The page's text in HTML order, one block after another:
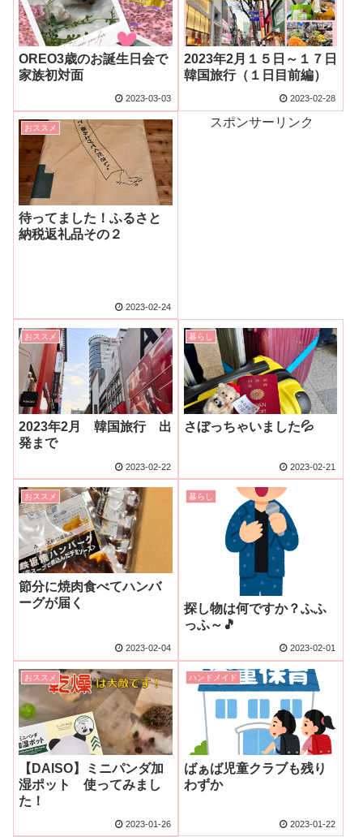
OREO3歳のお誕生日会で
家族初対面
2023-03-03
2023年2月１５日～１７日
韓国旅行（１日目前編）
2023-02-28
おススメ
待ってました！ふるさと
納税返礼品その２
2023-02-24
スポンサーリンク
おススメ
2023年2月 韓国旅行 出
発まで
2023-02-22
暮らし
さぼっちゃいました💦
2023-02-21
おススメ
節分に焼肉食べてハンバ
ーグが届く
2023-02-04
暮らし
探し物は何ですか？ふふ
っふ～🎵
2023-02-01
おススメ
【DAISO】ミニパンダ加
湿ポット 使ってみまし
た！
2023-01-26
ハンドメイド
ばぁば児童クラブも残り
わずか
2023-01-22